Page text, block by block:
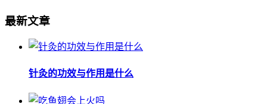
最新文章
针灸的功效与作用是什么